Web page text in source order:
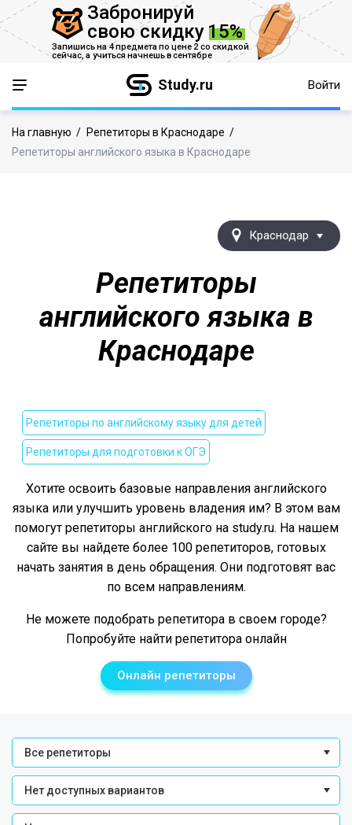
Забронируй
свою скидку 15%
Запишись на 4 предмета по цене 2 со скидкой
сейчас, а учиться начнешь в сентябре
Study.ru Войти
На главную / Репетиторы в Краснодаре /
Репетиторы английского языка в Краснодаре
Репетиторы
английского языка в
Краснодаре
Краснодар
Репетиторы по английскому языку для детей
Репетиторы для подготовки к ОГЭ
Хотите освоить базовые направления английского
языка или улучшить уровень владения им? В этом вам
помогут репетиторы английского на study.ru. На нашем
сайте вы найдете более 100 репетиторов, готовых
начать занятия в день обращения. Они подготовят вас
по всем направлениям.
Не можете подобрать репетитора в своем городе?
Попробуйте найти репетитора онлайн
Онлайн репетиторы
Все репетиторы
Нет доступных вариантов